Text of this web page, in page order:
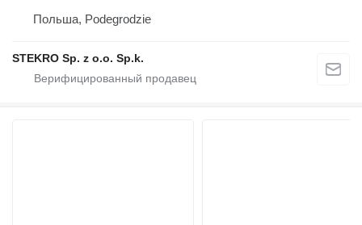
Польша, Podegrodzie
STEKRO Sp. z o.o. Sp.k.